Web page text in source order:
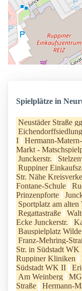
Spielplätze in
Neustäder Straße
Eichendorffsiedlung
I
Hermann-
Markt -
Junckerstr.
Ruppiner
Str. Nähe
Fontane-Schule
Prinzenpforte
Sportplatz am alten
Regattastraße
Ecke Junckerstr.
Bauspielplatz
Franz-Mehring-
Str. in Südstadt WK
Ruppiner Kliniken
Südstadt WK II
Am Weinberg
Straße
Hermann-